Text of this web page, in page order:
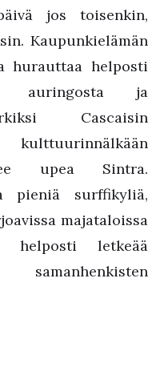
jos toisenkin,
Kaupunkielämän
hurauttaa helposti
auringosta ja
Cascaisin
upea Sintra.
pieniä surffikyliä,
majataloissa
helposti letkeää